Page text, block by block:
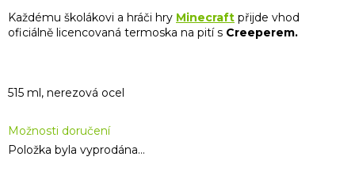
cena:
Možnosti doručení
Položka byla vyprodána…
Každému školákovi a hráči hry Minecraft přijde vhod
oficiálně licencovaná termoska na pití s Creeperem.
515 ml, nerezová ocel